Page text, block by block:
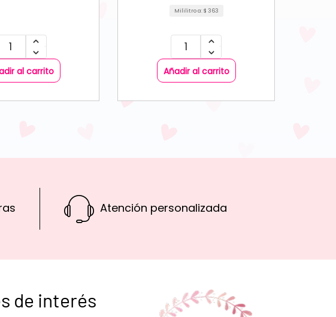
al carrito
Mililitro a:$ 363
Añadir al carrito
Atención personalizada
de interés